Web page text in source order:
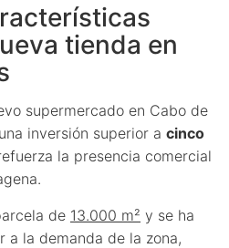
tienda en
supermercado en Cabo de
inversión superior a cinco
la presencia comercial
de 13.000 m² y se ha
a la demanda de la zona,